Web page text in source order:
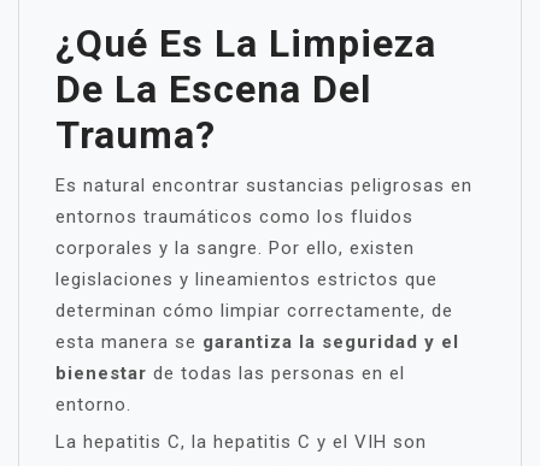
¿Qué Es La Limpieza
De La Escena Del
Trauma?
Es natural encontrar sustancias peligrosas en
entornos traumáticos como los fluidos
corporales y la sangre. Por ello, existen
legislaciones y lineamientos estrictos que
determinan cómo limpiar correctamente, de
esta manera se garantiza la seguridad y el
bienestar de todas las personas en el
entorno.
La hepatitis C, la hepatitis C y el VIH son